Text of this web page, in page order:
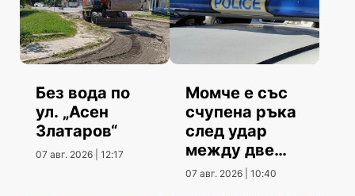
Без вода по
ул. „Асен
Златаров“
07 авг. 2026 | 12:17
Момче е със
счупена ръка
след удар
между две
коли
07 авг. 2026 | 10:40